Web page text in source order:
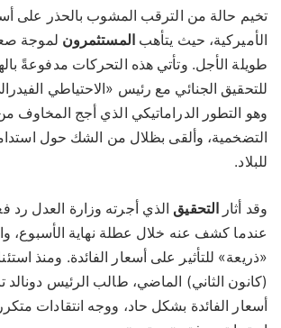
تخيم حالة من الترقب المشوب بالحذر على
الأميركية، حيث يتأهبالمستثمرون لموجة
طويلة الأجل. وتأتي هذه التحركات مدفوعةً
للتحقيق الجنائي مع رئيس «الاحتياطي
وهو التطور الدراماتيكي الذي أجج المخاوف
التضخمية، وألقى بظلال من الشك حول
للبلاد.
وقد أثار التحقيق الذي أجرته وزارة العدل رد
عندما كشف عنه خلال عطلة نهاية الأسبوع،
«ذريعة» للتأثير على أسعار الفائدة. ومنذ
(كانون الثاني) الماضي، طالب الرئيس
أسعار الفائدة بشكل حاد، ووجه انتقادات